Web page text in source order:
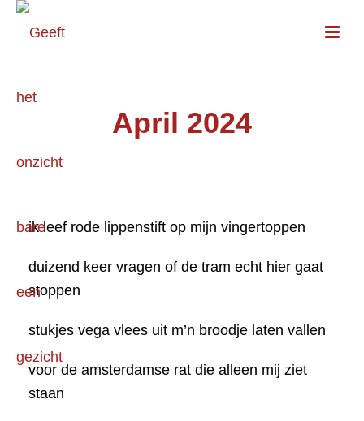
April 2024
ik leef rode lippenstift op mijn vingertoppen
duizend keer vragen of de tram echt hier gaat
stoppen
stukjes vega vlees uit m’n broodje laten vallen
voor de amsterdamse rat die alleen mij ziet
staan